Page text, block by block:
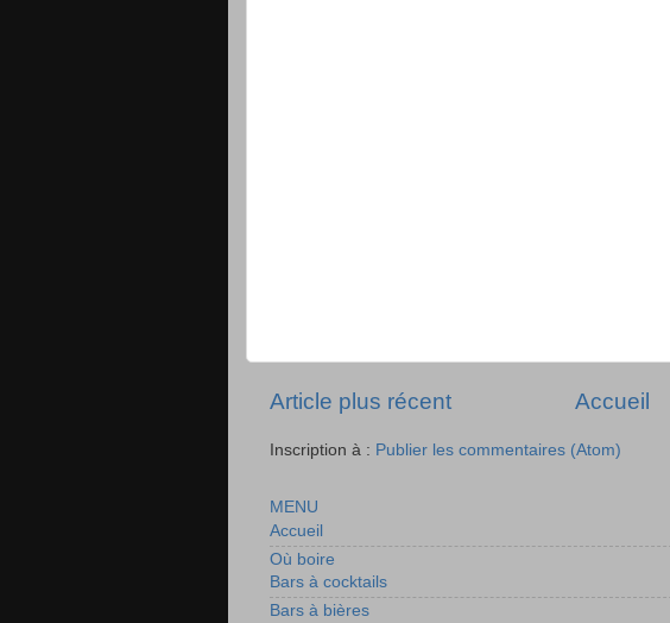
Article plus récent Accueil
Inscription à : Publier les commentaires (Atom)
MENU
Accueil
Où boire
Bars à cocktails
Bars à bières